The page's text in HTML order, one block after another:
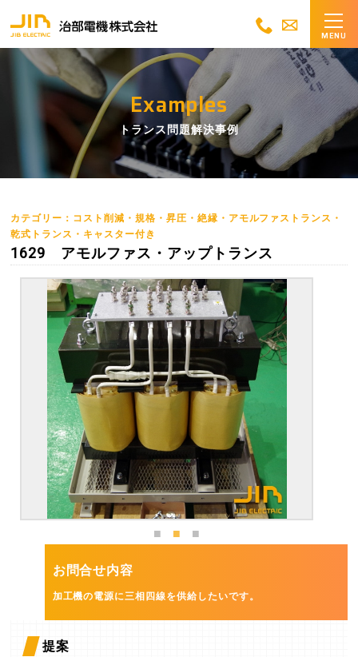
MENU
Examples
トランス問題解決事例
カテゴリー：コスト削減・規格・昇圧・絶縁・アモルファストランス・
乾式トランス・キャスター付き
1629 アモルファス・アップトランス
お問合せ内容
加工機の電源に三相四線を供給したいです。
提案